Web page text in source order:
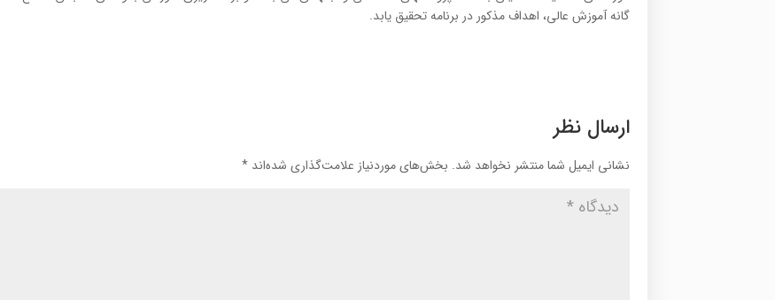
گانه آموزش عالی، اهداف مذکور در برنامه تحقیق یابد.
ارسال نظر
نشانی ایمیل شما منتشر نخواهد شد. بخش‌های موردنیاز علامت‌گذاری شده‌اند*